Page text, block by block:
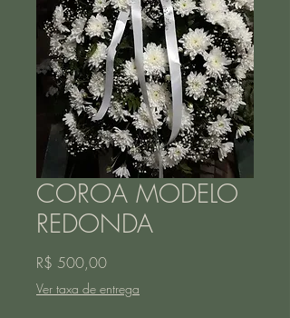
COROA MODELO
REDONDA
R$ 500,00Preço
Ver taxa de entrega